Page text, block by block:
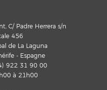
C/ Padre Herrera s/n
456
de La Laguna
- Espagne
922 31 90 00
à 21h00